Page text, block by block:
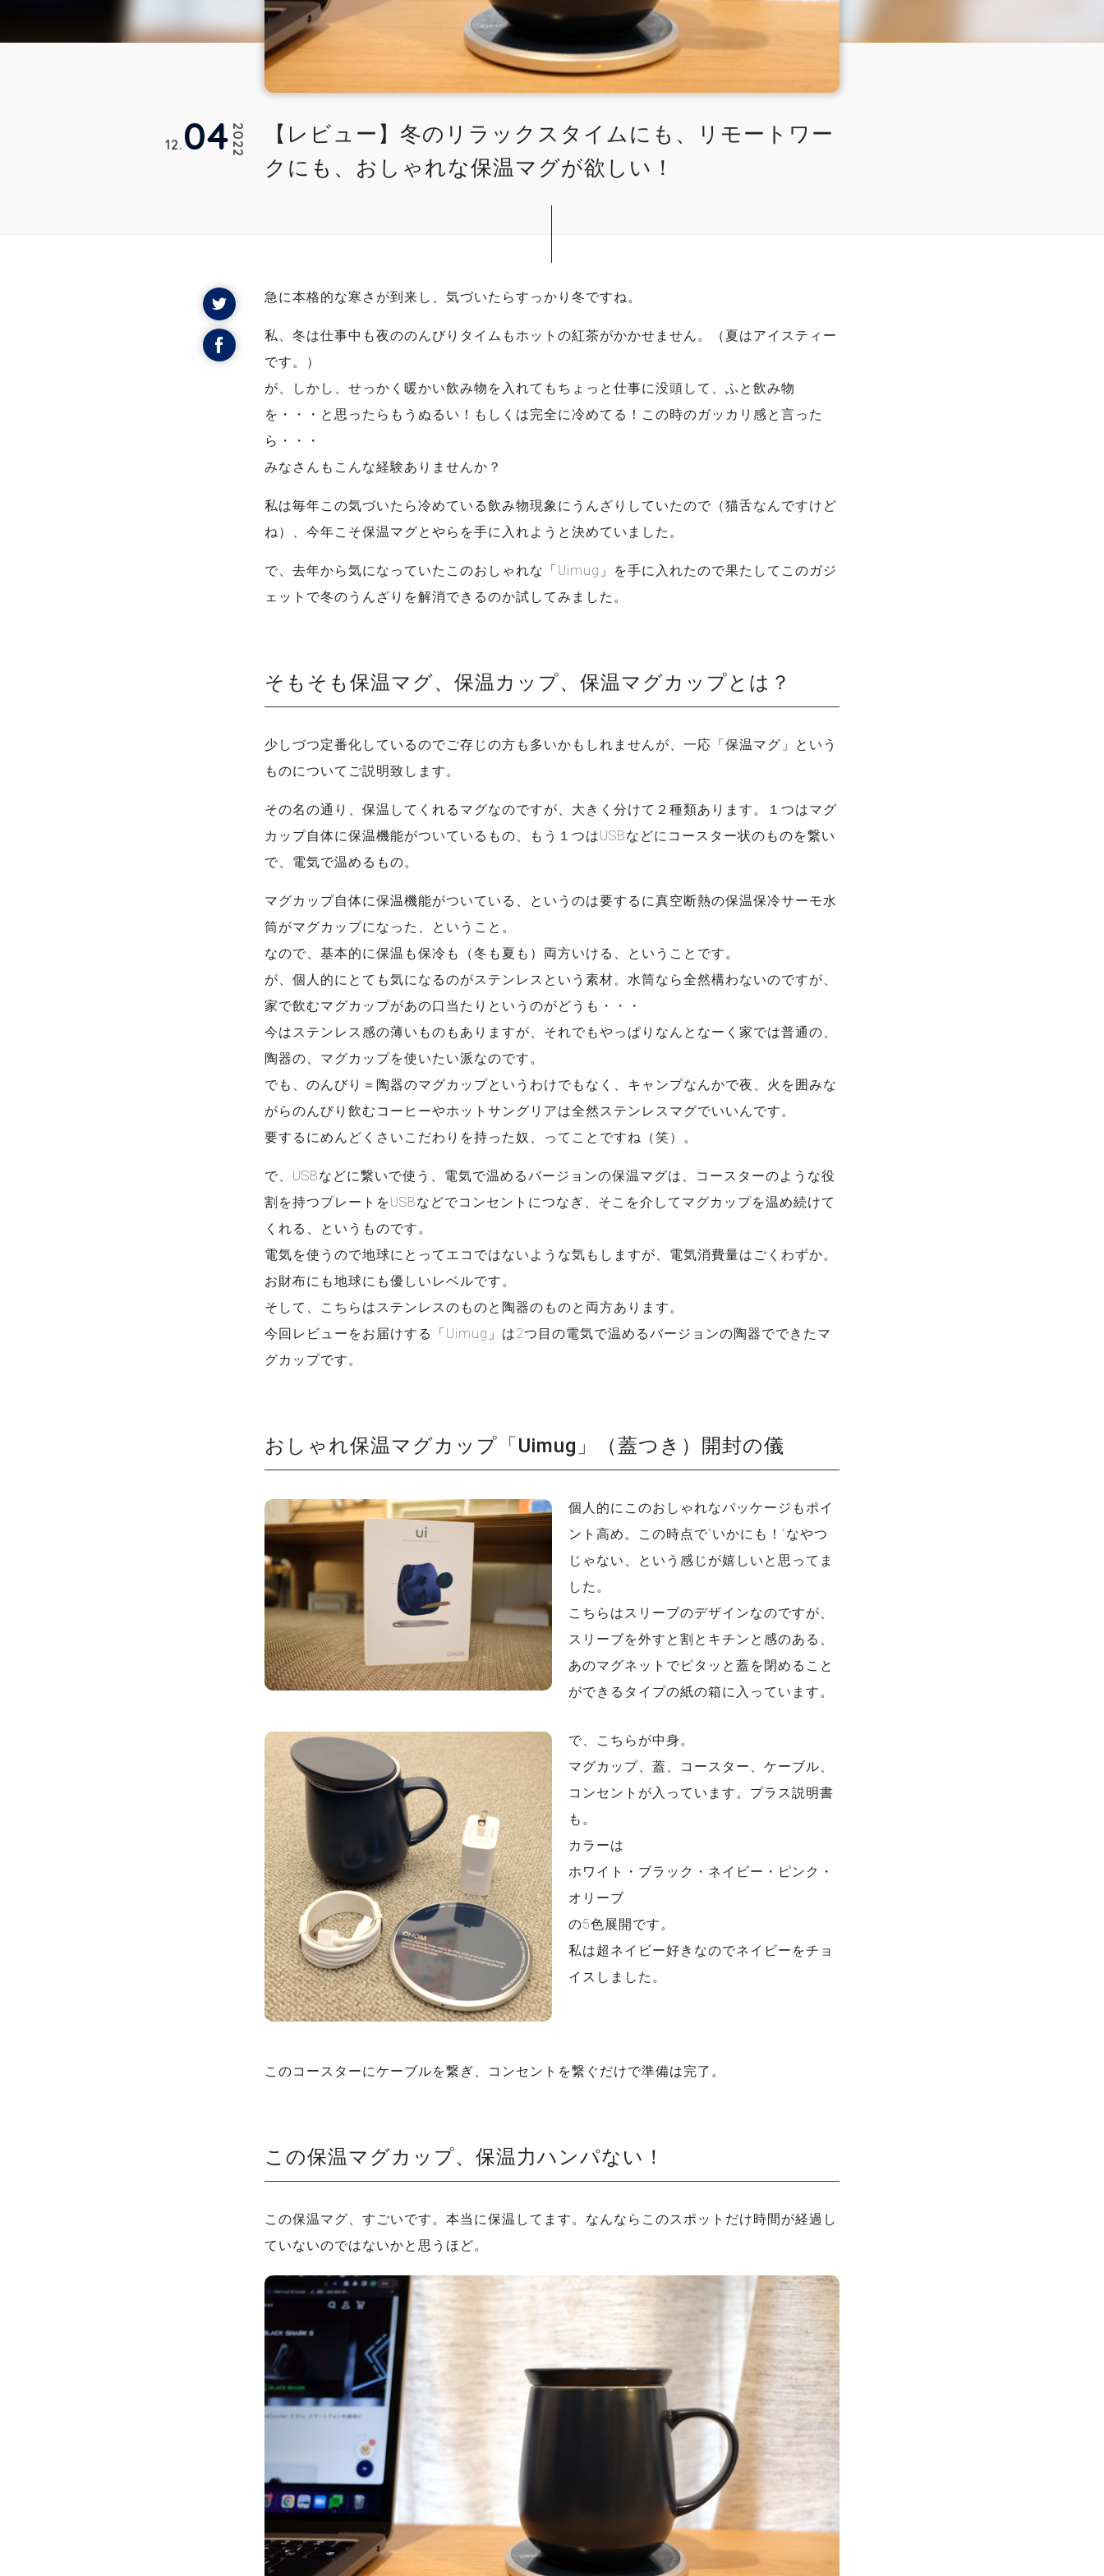
【レビュー】冬のリラックスタイムにも、リモートワー
クにも、おしゃれな保温マグが欲しい！
2022
12 04
急に本格的な寒さが到来し、気づいたらすっかり冬ですね。
私、冬は仕事中も夜ののんびりタイムもホットの紅茶がかかせません。（夏はアイスティー
です。）
が、しかし、せっかく暖かい飲み物を入れてもちょっと仕事に没頭して、ふと飲み物
を・・・と思ったらもうぬるい！もしくは完全に冷めてる！この時のガッカリ感と言った
ら・・・
みなさんもこんな経験ありませんか？
私は毎年この気づいたら冷めている飲み物現象にうんざりしていたので（猫舌なんですけど
ね）、今年こそ保温マグとやらを手に入れようと決めていました。
で、去年から気になっていたこのおしゃれな「Uimug」を手に入れたので果たしてこのガジ
ェットで冬のうんざりを解消できるのか試してみました。
そもそも保温マグ、保温カップ、保温マグカップとは？
少しづつ定番化しているのでご存じの方も多いかもしれませんが、一応「保温マグ」という
ものについてご説明致します。
その名の通り、保温してくれるマグなのですが、大きく分けて２種類あります。１つはマグ
カップ自体に保温機能がついているもの、もう１つはUSBなどにコースター状のものを繋い
で、電気で温めるもの。
マグカップ自体に保温機能がついている、というのは要するに真空断熱の保温保冷サーモ水
筒がマグカップになった、ということ。
なので、基本的に保温も保冷も（冬も夏も）両方いける、ということです。
が、個人的にとても気になるのがステンレスという素材。水筒なら全然構わないのですが、
家で飲むマグカップがあの口当たりというのがどうも・・・
今はステンレス感の薄いものもありますが、それでもやっぱりなんとなーく家では普通の、
陶器の、マグカップを使いたい派なのです。
でも、のんびり＝陶器のマグカップというわけでもなく、キャンプなんかで夜、火を囲みな
がらのんびり飲むコーヒーやホットサングリアは全然ステンレスマグでいいんです。
要するにめんどくさいこだわりを持った奴、ってことですね（笑）。
で、USBなどに繋いで使う、電気で温めるバージョンの保温マグは、コースターのような役
割を持つプレートをUSBなどでコンセントにつなぎ、そこを介してマグカップを温め続けて
くれる、というものです。
電気を使うので地球にとってエコではないような気もしますが、電気消費量はごくわずか。
お財布にも地球にも優しいレベルです。
そして、こちらはステンレスのものと陶器のものと両方あります。
今回レビューをお届けする「Uimug」は2つ目の電気で温めるバージョンの陶器でできたマ
グカップです。
おしゃれ保温マグカップ「Uimug」（蓋つき）開封の儀
個人的にこのおしゃれなパッケージもポイ
ント高め。この時点で”いかにも！”なやつ
じゃない、という感じが嬉しいと思ってま
した。
こちらはスリーブのデザインなのですが、
スリーブを外すと割とキチンと感のある、
あのマグネットでピタッと蓋を閉めること
ができるタイプの紙の箱に入っています。
で、こちらが中身。
マグカップ、蓋、コースター、ケーブル、
コンセントが入っています。プラス説明書
も。
カラーは
ホワイト・ブラック・ネイビー・ピンク・
オリーブ
の5色展開です。
私は超ネイビー好きなのでネイビーをチョ
イスしました。
このコースターにケーブルを繋ぎ、コンセントを繋ぐだけで準備は完了。
この保温マグカップ、保温力ハンパない！
この保温マグ、すごいです。本当に保温してます。なんならこのスポットだけ時間が経過し
ていないのではないかと思うほど。